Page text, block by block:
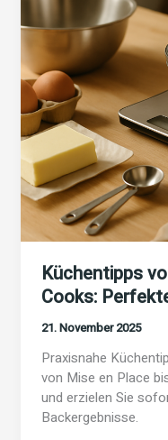
Küchentipps
Cooks:
21. November 2025
Praxisnahe
von Mise en Place
und erzielen Sie
Backergebnisse.